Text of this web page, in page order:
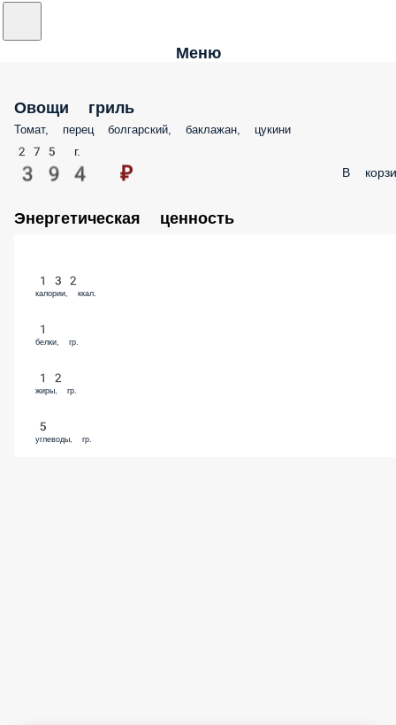
Меню
Овощи гриль
Томат, перец болгарский, баклажан, цукини
275 г.
394 ₽ В
Энергетическая ценность
132
калории, ккал.
1
белки, гр.
12
жиры, гр.
5
углеводы, гр.